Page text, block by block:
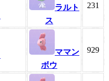
ラルト
ス
231
ママン
ボウ
929